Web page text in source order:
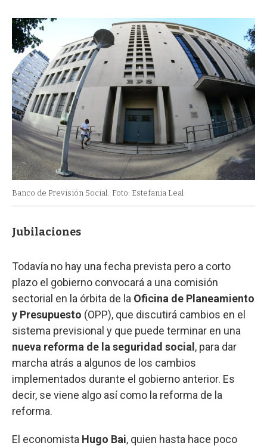
Banco de Previsión Social. Foto: Estefania Leal
Jubilaciones
Todavía no hay una fecha prevista pero a corto
plazo el gobierno convocará a una comisión
sectorial en la órbita de la Oficina de Planeamiento
y Presupuesto (OPP), que discutirá cambios en el
sistema previsional y que puede terminar en una
nueva reforma de la seguridad social, para dar
marcha atrás a algunos de los cambios
implementados durante el gobierno anterior. Es
decir, se viene algo así como la reforma de la
reforma.
El economista Hugo Bai, quien hasta hace poco